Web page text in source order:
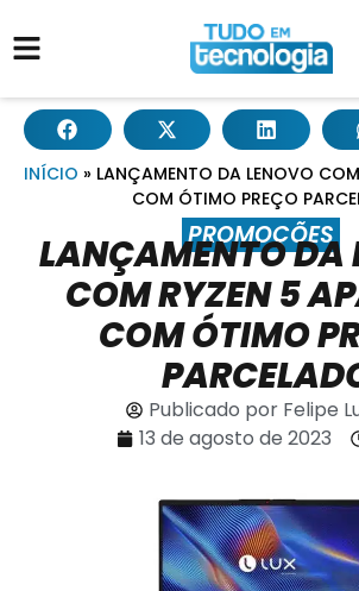
INÍCIO » LANÇAMENTO DA LENOVO
COM ÓTIMO PREÇO
PROMOÇÕES
LANÇAMENTO DA
COM RYZEN 5
COM ÓTIMO
Publicado porFelipe
13 de agosto de 2023